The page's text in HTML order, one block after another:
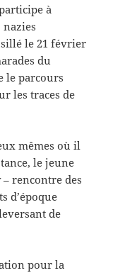
à
le 21 février
du
le parcours
les traces de
mêmes où il
le jeune
rencontre des
d’époque
de
pour la